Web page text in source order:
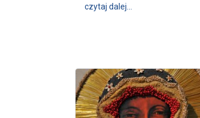
czytaj dalej…